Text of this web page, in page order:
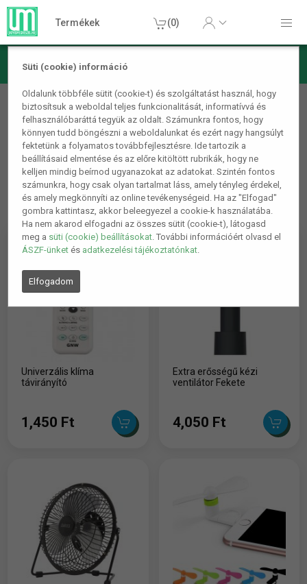
Süti (cookie) információ
Oldalunk többféle sütit (cookie-t) és szolgáltatást használ, hogy
biztosítsuk a weboldal teljes funkcionalitását, informatívvá és
felhasználóbaráttá tegyük az oldalt. Számunkra fontos, hogy
könnyen tudd böngészni a weboldalunkat és ezért nagy hangsúlyt
fektetünk a folyamatos továbbfejlesztésre. Ide tartozik a
beállításaid elmentése és az előre kitöltött rubrikák, hogy ne
kelljen mindig beírnod ugyanazokat az adatokat. Szintén fontos
számunkra, hogy csak olyan tartalmat láss, amely tényleg érdekel,
és amely megkönnyíti az online tevékenységeid. Ha az "Elfogad"
gombra kattintasz, akkor beleegyezel a cookie-k használatába.
Ha nem akarod elfogadni az összes sütit (cookie-t), látogasd
meg a süti (cookie) beállításokat. További információért olvasd el
ÁSZF-ünket és adatkezelési tájékoztatónkat.
Elfogadom
Termékek (0)
Otthon, lakás, háztartás
Ventilátorok, klímák
Univerzális klíma
távirányító
1,450 Ft
Extra erősségű kézi
ventilátor Fekete
4,050 Ft